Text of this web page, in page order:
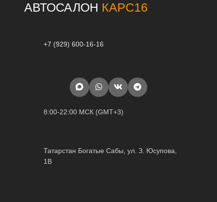
АВТОСАЛОН КАРС16
+7 (929) 600-16-16
8:00-22:00 МСК (GMT+3)
Татарстан Богатые Сабы, ул. З. Юсупова,
1В